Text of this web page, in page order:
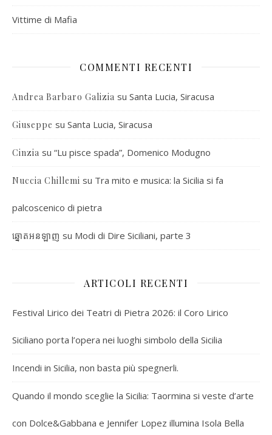
Vittime di Mafia
COMMENTI RECENTI
Andrea Barbaro Galizia su Santa Lucia, Siracusa
Giuseppe su Santa Lucia, Siracusa
Cinzia su “Lu pisce spada”, Domenico Modugno
Nuccia Chillemi su Tra mito e musica: la Sicilia si fa
palcoscenico di pietra
ឆ្នោតអនឡាញ su Modi di Dire Siciliani, parte 3
ARTICOLI RECENTI
Festival Lirico dei Teatri di Pietra 2026: il Coro Lirico
Siciliano porta l’opera nei luoghi simbolo della Sicilia
Incendi in Sicilia, non basta più spegnerli.
Quando il mondo sceglie la Sicilia: Taormina si veste d’arte
con Dolce&Gabbana e Jennifer Lopez illumina Isola Bella